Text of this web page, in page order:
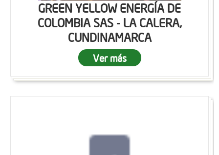
GREEN YELLOW ENERGÍA DE
COLOMBIA SAS - LA CALERA,
CUNDINAMARCA
Ver más